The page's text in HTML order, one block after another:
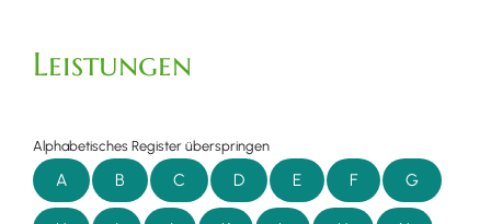
Leistungen
Alphabetisches Register überspringen
A B C D E F G